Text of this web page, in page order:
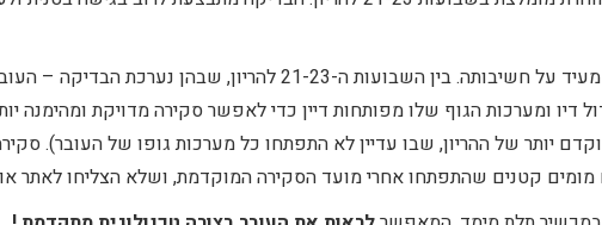
שמה של הבדיקה מעיד על חשיבותה. בין השבועות ה-21-23 להריון,
דיו ומערכות הגוף שלו מפותחות דיין כדי לאפשר סקירה מדויקת ומהימנה
יותר של ההריון, שבו עדיין לא התפתחו כל מערכות גופו של העובר).
קטנים שהתפתחו אחרי מועד הסקירה המוקדמת, ושלא הצליחו לאתר